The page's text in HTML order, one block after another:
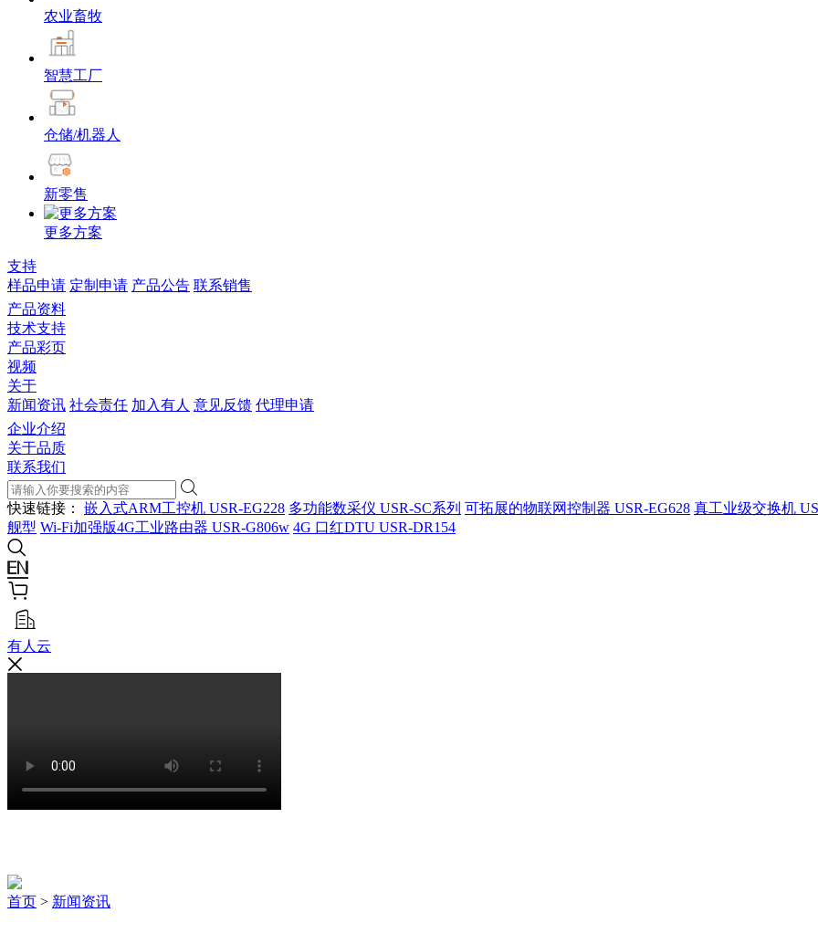
农业畜牧
智慧工厂
仓储/机器人
新零售
更多方案
支持
样品申请 定制申请 产品公告 联系销售
产品资料
技术支持
产品彩页
视频
关于
新闻资讯 社会责任 加入有人 意见反馈 代理申请
企业介绍
关于品质
联系我们
快速链接： 嵌入式ARM工控机 USR-EG228 多功能数采仪 USR-SC系列 可拓展的物联网控制器 USR-EG628 真工业级交换机
舰型 Wi-Fi加强版4G工业路由器 USR-G806w 4G 口红DTU USR-DR154
有人云
首页 > 新闻资讯